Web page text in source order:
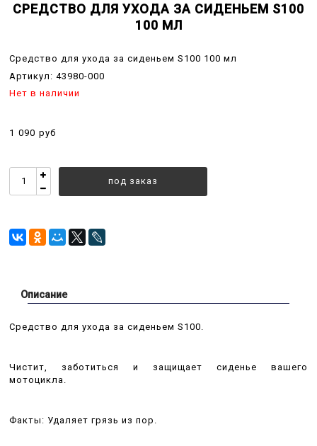
СРЕДСТВО ДЛЯ УХОДА ЗА СИДЕНЬЕМ S100
100 МЛ
Средство для ухода за сиденьем S100 100 мл
Артикул: 43980-000
Нет в наличии
1 090 руб
под заказ
Описание
Средство для ухода за сиденьем S100.
Чистит, заботиться и защищает сиденье вашего
мотоцикла.
Факты: Удаляет грязь из пор.